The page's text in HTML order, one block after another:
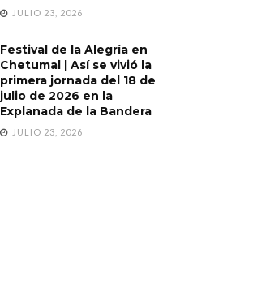
JULIO 23, 2026
Festival de la Alegría en
Chetumal | Así se vivió la
primera jornada del 18 de
julio de 2026 en la
Explanada de la Bandera
JULIO 23, 2026